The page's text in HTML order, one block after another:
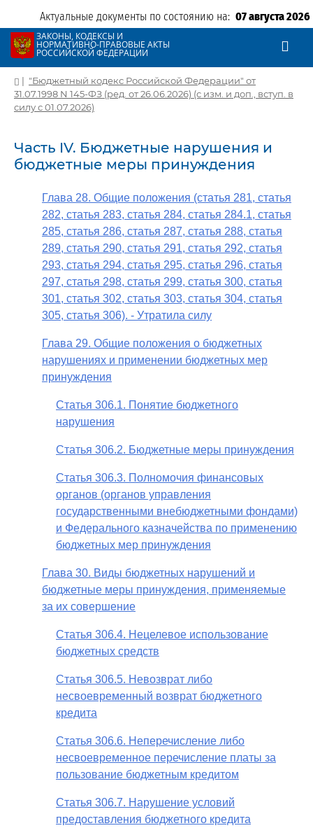
Актуальные документы по состоянию на: 07 августа 2026
ЗАКОНЫ, КОДЕКСЫ И
НОРМАТИВНО-ПРАВОВЫЕ АКТЫ
РОССИЙСКОЙ ФЕДЕРАЦИИ
| "Бюджетный кодекс Российской Федерации" от
31.07.1998 N 145-ФЗ (ред. от 26.06.2026) (с изм. и доп., вступ. в
силу с 01.07.2026)
Часть IV. Бюджетные нарушения и
бюджетные меры принуждения
Глава 28. Общие положения (статья 281, статья
282, статья 283, статья 284, статья 284.1, статья
285, статья 286, статья 287, статья 288, статья
289, статья 290, статья 291, статья 292, статья
293, статья 294, статья 295, статья 296, статья
297, статья 298, статья 299, статья 300, статья
301, статья 302, статья 303, статья 304, статья
305, статья 306). - Утратила силу
Глава 29. Общие положения о бюджетных
нарушениях и применении бюджетных мер
принуждения
Статья 306.1. Понятие бюджетного
нарушения
Статья 306.2. Бюджетные меры принуждения
Статья 306.3. Полномочия финансовых
органов (органов управления
государственными внебюджетными фондами)
и Федерального казначейства по применению
бюджетных мер принуждения
Глава 30. Виды бюджетных нарушений и
бюджетные меры принуждения, применяемые
за их совершение
Статья 306.4. Нецелевое использование
бюджетных средств
Статья 306.5. Невозврат либо
несвоевременный возврат бюджетного
кредита
Статья 306.6. Неперечисление либо
несвоевременное перечисление платы за
пользование бюджетным кредитом
Статья 306.7. Нарушение условий
предоставления бюджетного кредита